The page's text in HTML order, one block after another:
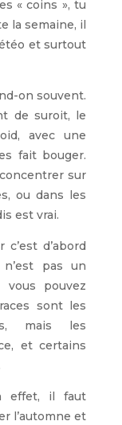
« coins », tu
la semaine, il
et surtout
on souvent.
de suroit, le
avec une
fait bouger.
concentrer sur
ou dans les
est vrai.
d’abord
pas un
vous pouvez
sont les
mais les
et certains
effet, il faut
l’automne et